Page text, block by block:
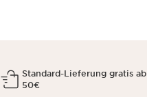
Standard-Lieferung gratis ab
50€